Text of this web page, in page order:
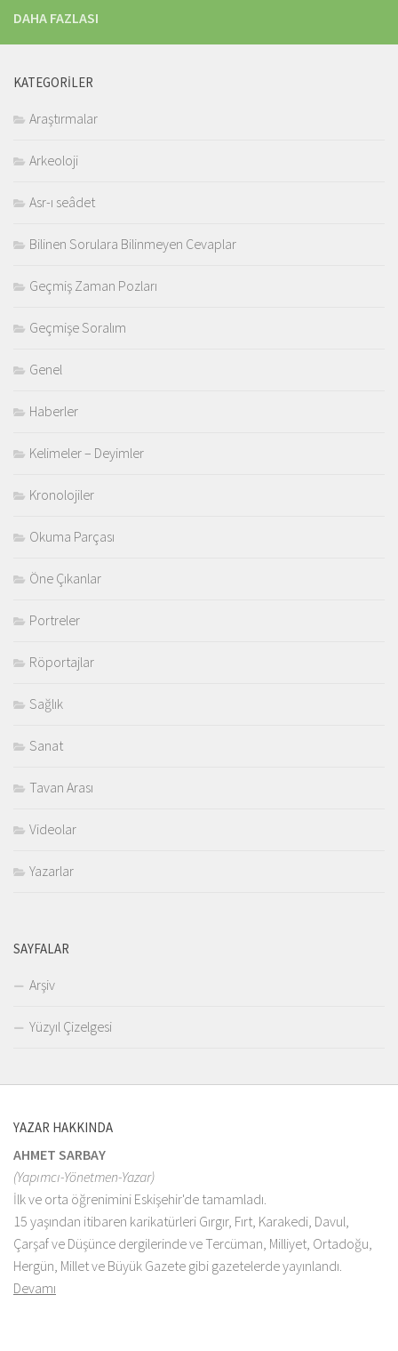
DAHA FAZLASI
KATEGORILER
Araştırmalar
Arkeoloji
Asr-ı seâdet
Bilinen Sorulara Bilinmeyen Cevaplar
Geçmiş Zaman Pozları
Geçmişe Soralım
Genel
Haberler
Kelimeler – Deyimler
Kronolojiler
Okuma Parçası
Öne Çıkanlar
Portreler
Röportajlar
Sağlık
Sanat
Tavan Arası
Videolar
Yazarlar
SAYFALAR
Arşiv
Yüzyıl Çizelgesi
YAZAR HAKKINDA
AHMET SARBAY
(Yapımcı-Yönetmen-Yazar)
İlk ve orta öğrenimini Eskişehir'de tamamladı.
15 yaşından itibaren karikatürleri Gırgır, Fırt, Karakedi, Davul,
Çarşaf ve Düşünce dergilerinde ve Tercüman, Milliyet, Ortadoğu,
Hergün, Millet ve Büyük Gazete gibi gazetelerde yayınlandı.
Devamı